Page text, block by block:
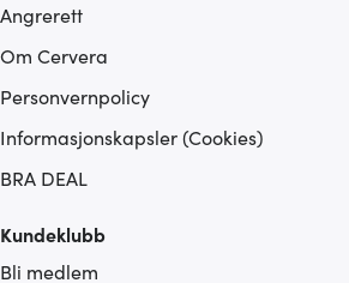
Angrerett
Om Cervera
Personvernpolicy
Informasjonskapsler (Cookies)
BRA DEAL
Kundeklubb
Bli medlem